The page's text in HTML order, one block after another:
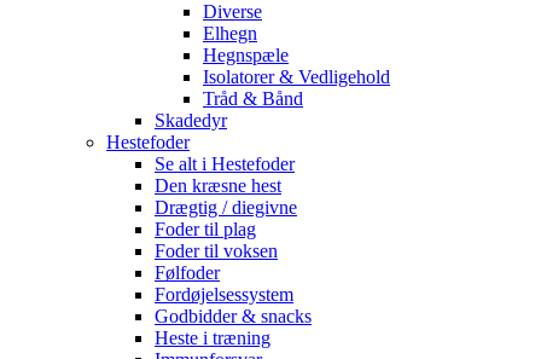
Diverse
Elhegn
Hegnspæle
Isolatorer & Vedligehold
Tråd & Bånd
Skadedyr
Hestefoder
Se alt i Hestefoder
Den kræsne hest
Drægtig / diegivne
Foder til plag
Foder til voksen
Følfoder
Fordøjelsessystem
Godbidder & snacks
Heste i træning